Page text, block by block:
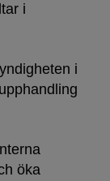
i
i
öka